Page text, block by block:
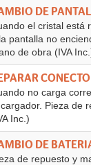
DE
el cristal está
pantalla no
de obra (IVA
no carga
Pieza de
Inc.)
DE
de repuesto y